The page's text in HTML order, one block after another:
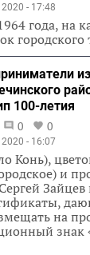
- 17:48
года, на
городского
из
100-летия
0 0
- 16:07
Конь),
и
Зайцев
на
знак